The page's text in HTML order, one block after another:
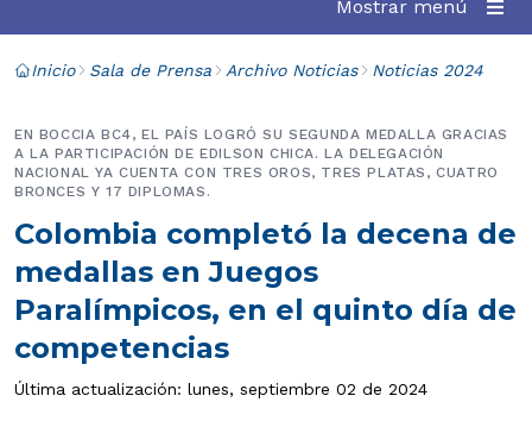
Mostrar menú
Inicio Sala de Prensa Archivo Noticias Noticias 2024
Colombia completó la decena de
medallas en Juegos
Paralímpicos, en el quinto día de
competencias
EN BOCCIA BC4, EL PAÍS LOGRÓ SU SEGUNDA MEDALLA GRACIAS
A LA PARTICIPACIÓN DE EDILSON CHICA. LA DELEGACIÓN
NACIONAL YA CUENTA CON TRES OROS, TRES PLATAS, CUATRO
BRONCES Y 17 DIPLOMAS.
Última actualización: lunes, septiembre 02 de 2024